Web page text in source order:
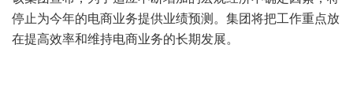
停止为今年的电商业务提供业绩预测。集团将把工作重点放
在提高效率和维持电商业务的长期发展。